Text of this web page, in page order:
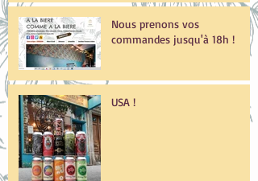
Nous prenons vos
commandes jusqu'à 18h !
USA !